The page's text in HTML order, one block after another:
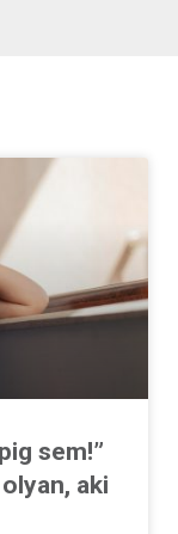
sem!”
aki